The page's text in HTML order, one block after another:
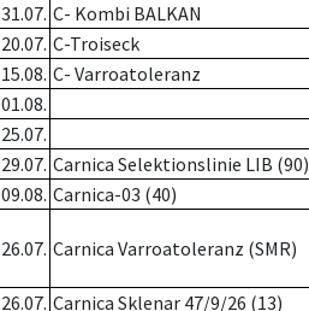
31.07. C- Kombi BALKAN
20.07. C-Troiseck
15.08. C- Varroatoleranz
01.08.
25.07.
29.07. Carnica Selektionslinie LIB (90)
09.08. Carnica-03 (40)
26.07. Carnica Varroatoleranz (SMR)
26.07. Carnica Sklenar 47/9/26 (13)